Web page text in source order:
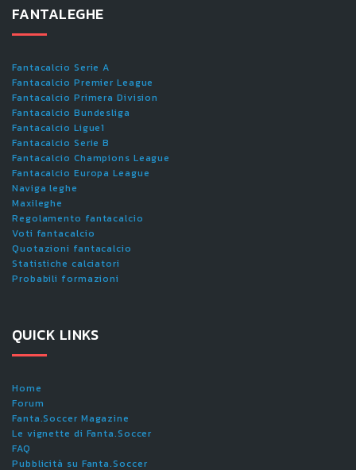
FANTALEGHE
Fantacalcio Serie A
Fantacalcio Premier League
Fantacalcio Primera Division
Fantacalcio Bundesliga
Fantacalcio Ligue1
Fantacalcio Serie B
Fantacalcio Champions League
Fantacalcio Europa League
Naviga leghe
Maxileghe
Regolamento fantacalcio
Voti fantacalcio
Quotazioni fantacalcio
Statistiche calciatori
Probabili formazioni
QUICK LINKS
Home
Forum
Fanta.Soccer Magazine
Le vignette di Fanta.Soccer
FAQ
Pubblicità su Fanta.Soccer